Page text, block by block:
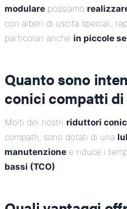
modulare possiamo
con alberi di uscita speciali,
particolari anche in piccole
Quanto sono
conici compatti di
Molti dei nostri riduttori
compatti, sono dotati di una
manutenzione e riduce i
bassi (TCO) .